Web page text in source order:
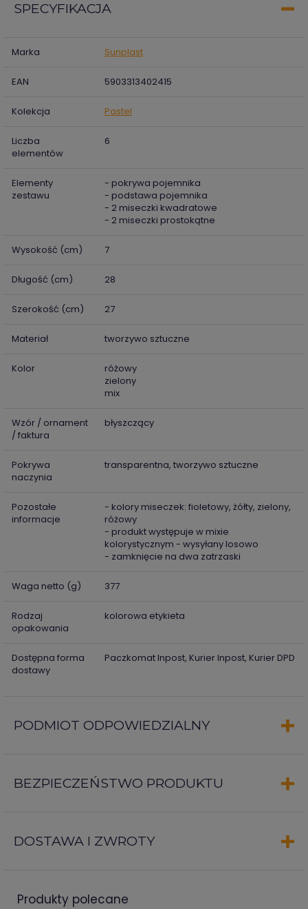
SPECYFIKACJA
Marka Sunplast
EAN 5903313402415
Kolekcja Pastel
Liczba
elementów
6
Elementy
zestawu
- pokrywa pojemnika
- podstawa pojemnika
- 2 miseczki kwadratowe
- 2 miseczki prostokątne
Wysokość (cm) 7
Długość (cm) 28
Szerokość (cm) 27
Materiał tworzywo sztuczne
Kolor
różowy
zielony
mix
Wzór / ornament
/ faktura
błyszczący
Pokrywa
naczynia
transparentna, tworzywo sztuczne
Pozostałe
informacje
- kolory miseczek: fioletowy, żółty, zielony,
różowy
- produkt występuje w mixie
kolorystycznym - wysyłany losowo
- zamknięcie na dwa zatrzaski
Waga netto (g) 377
Rodzaj
opakowania
kolorowa etykieta
Dostępna forma
dostawy
Paczkomat Inpost, Kurier Inpost, Kurier DPD
PODMIOT ODPOWIEDZIALNY
BEZPIECZEŃSTWO PRODUKTU
DOSTAWA I ZWROTY
produkty polecane